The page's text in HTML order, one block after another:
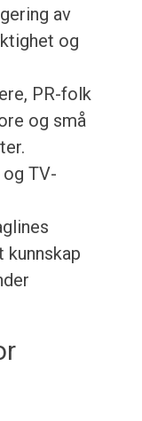
av
og
PR-folk
og små
TV-